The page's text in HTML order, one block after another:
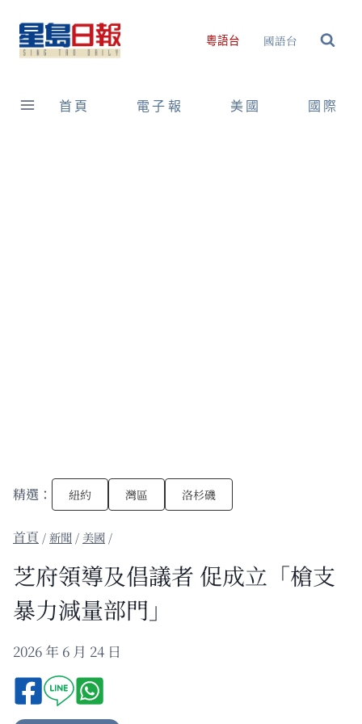
content
粵語台 國語台
首頁 電子報 美國 國際
精選： 紐約 灣區 洛杉磯
/新聞 / 美國 /
芝府領導及倡議者 促成立「槍支
暴力減量部門」
2026 年 6 月 24 日